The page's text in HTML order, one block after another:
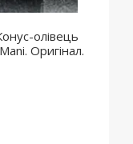
олівець
Оригінал.